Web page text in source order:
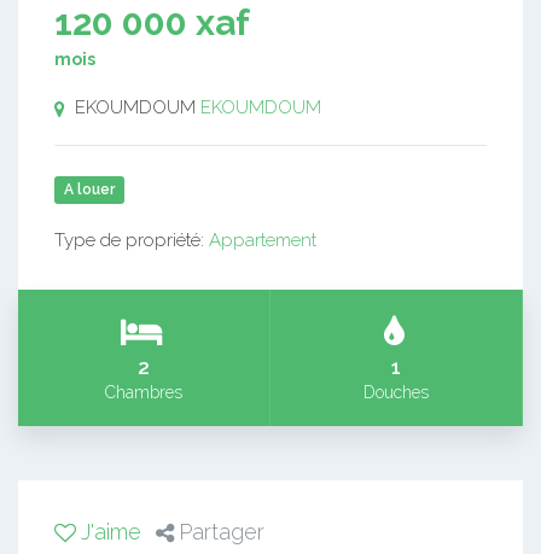
120 000 xaf
mois
EKOUMDOUM EKOUMDOUM
A louer
Type de propriété: Appartement
2
Chambres
1
Douches
J'aime Partager